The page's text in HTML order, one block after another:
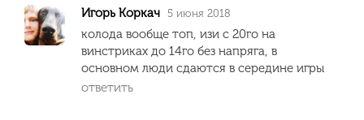
Игорь Коркач 5 июня 2018
колода вообще топ, изи с 20го на
винстриках до 14го без напряга, в
основном люди сдаются в середине игры
ответить